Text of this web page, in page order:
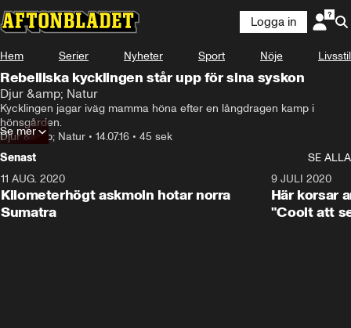
Logga in
Hem Serier Nyheter Sport Nöje Livsstil
Rebelliska kycklingen står upp för sina syskon
Djur &amp; Natur
Kycklingen jagar iväg mamma höna efter en långdragen kamp i
hönsgården.
Djur &amp; Natur • 14.07.16 • 45 sek
Se mer
Senast
SE ALLA
11 AUG. 2020
Kilometerhögt askmoln hotar norra
Sumatra
9 JULI 2020
Här korsar
"Coolt att